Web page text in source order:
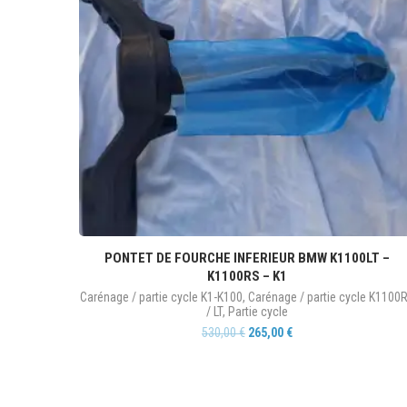
PONTET DE FOURCHE INFERIEUR BMW K1100LT –
K1100RS – K1
Carénage / partie cycle K1-K100, Carénage / partie cycle
/ LT, Partie cycle
530,00€ 265,00 €